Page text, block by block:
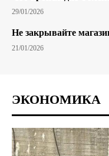
29/01/2026
Не закрывайте
21/01/2026
ЭКОНОМИКА